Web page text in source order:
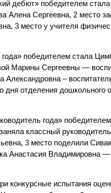
дебют» победителем
Алена Сергеевна, 2 место
3 место у учителя
победителем стала
Марины Сергеевны —
Александровна –
дня отделения
года»
заняла классный
3 место поделили
Анастасия
конкурсные испытания